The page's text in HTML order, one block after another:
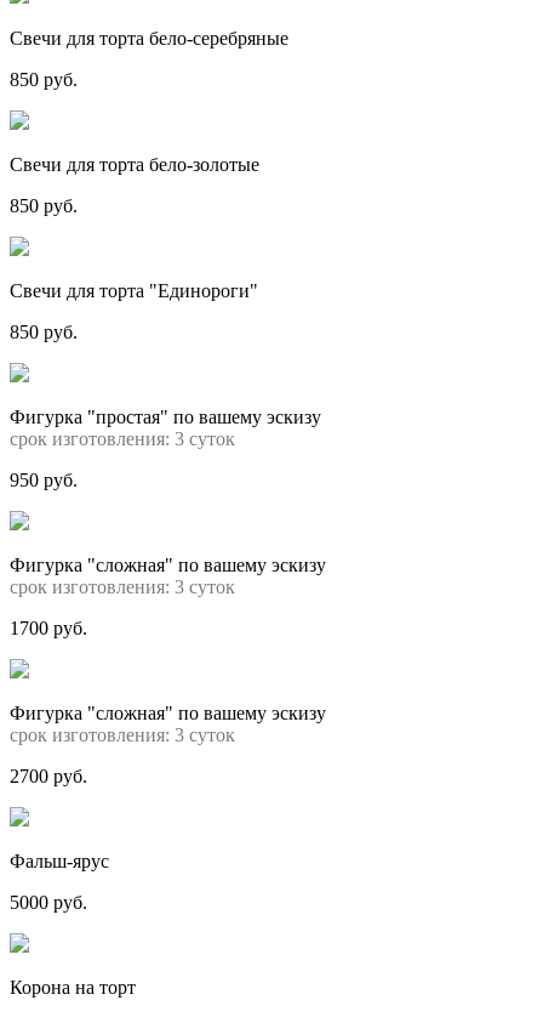
Свечи для торта бело-серебряные
850 руб.
Свечи для торта бело-золотые
850 руб.
Свечи для торта "Единороги"
850 руб.
Фигурка "простая" по вашему эскизу
срок изготовления: 3 суток
950 руб.
Фигурка "сложная" по вашему эскизу
срок изготовления: 3 суток
1700 руб.
Фигурка "сложная" по вашему эскизу
срок изготовления: 3 суток
2700 руб.
Фальш-ярус
5000 руб.
Корона на торт